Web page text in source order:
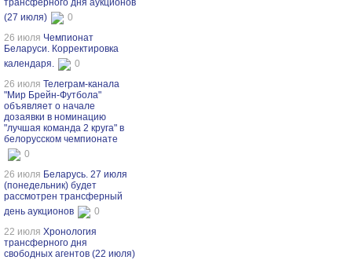
трансферного дня аукционов
(27 июля)
0
26 июля Чемпионат
Беларуси. Корректировка
календаря.
0
26 июля Телеграм-канала
"Мир Брейн-Футбола"
объявляет о начале
дозаявки в номинацию
"лучшая команда 2 круга" в
белорусском чемпионате
0
26 июля Беларусь. 27 июля
(понедельник) будет
рассмотрен трансферный
день аукционов
0
22 июля Хронология
трансферного дня
свободных агентов (22 июля)